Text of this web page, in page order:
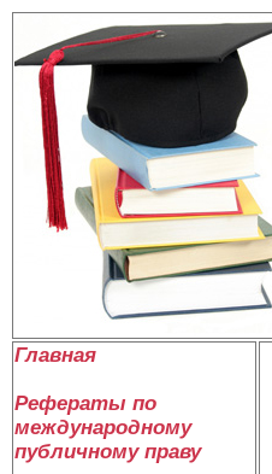
Главная
Рефераты по
международному
публичному праву